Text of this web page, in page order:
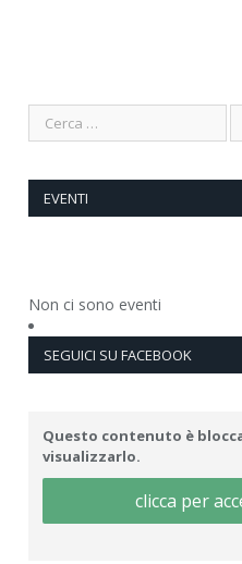
EVENTI
Non ci sono eventi
SEGUICI SU FACEBOOK
Questo contenuto è
visualizzarlo.
clicca per